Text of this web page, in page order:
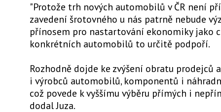
"Protože trh nových automobilů v ČR není
zavedení šrotovného u nás patrně nebude
přínosem pro nastartování ekonomiky jako
konkrétních automobilů to určitě podpoří.
Rozhodně dojde ke zvýšení obratu prodejců
i výrobců automobilů, komponentů i
což povede k vyššímu výběru přímých i
dodal Juza.